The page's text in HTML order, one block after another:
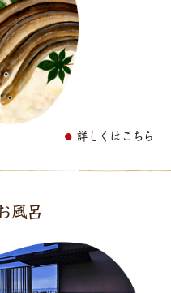
詳しくはこちら
風呂